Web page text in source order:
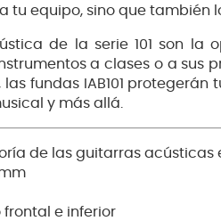
tu equipo, sino que también
de la serie 101 son la
a clases o a sus
las fundas IAB101
y más allá.
de las guitarras acústicas
frontal e inferior